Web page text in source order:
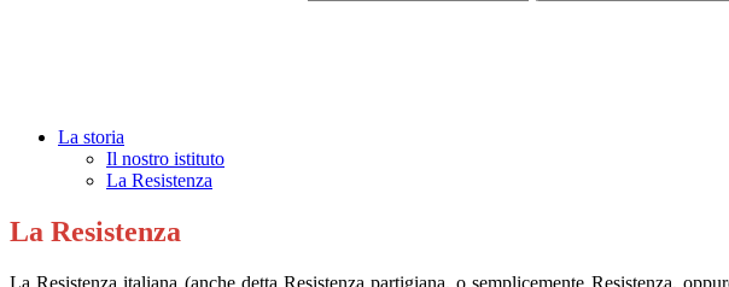
La storia
Il nostro istituto
La Resistenza
La Resistenza